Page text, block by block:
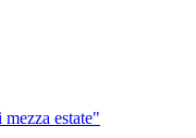
estate"